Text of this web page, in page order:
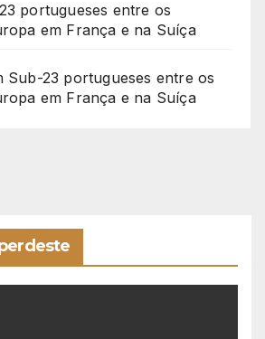
portugueses entre os
em França e na Suíça
Sub-23 portugueses entre os
em França e na Suíça